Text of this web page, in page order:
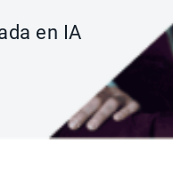
en IA